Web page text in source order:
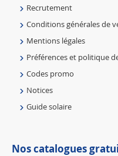
Recrutement
Conditions générales de
Mentions légales
Préférences et politique
Codes promo
Notices
Guide solaire
Nos catalogues